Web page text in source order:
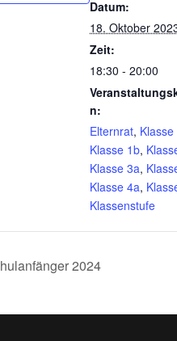
Datum:
18. Oktober
Zeit:
18:30 - 20:00
n:
Elternrat,
Klasse 1b,
Klasse 3a,
Klasse 4a,
Klassenstufe
2024